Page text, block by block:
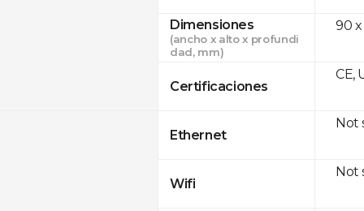
Dimensiones
(ancho x alto x profundi
dad, mm)
Certificaciones
Ethernet
Wifi
90 x
CE,
Not
Not